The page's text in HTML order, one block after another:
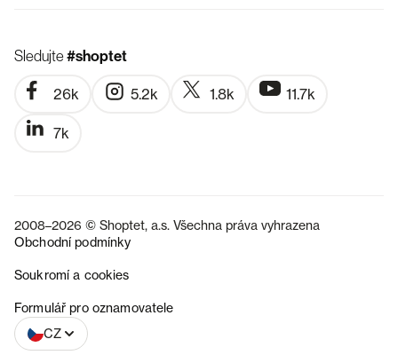
Sledujte#shoptet
26k 5.2k 1.8k 11.7k
7k
2008–2026 © Shoptet, a.s. Všechna práva vyhrazena
Obchodní podmínky
Soukromí a cookies
Formulář pro oznamovatele
CZ